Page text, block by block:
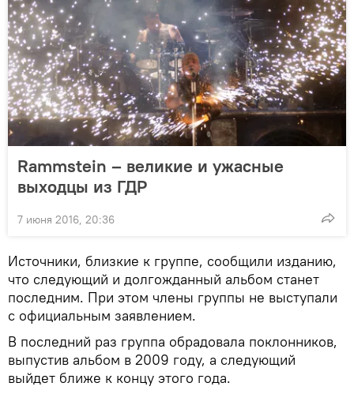
Rammstein – великие и ужасные
выходцы из ГДР
7 июня 2016, 20:36
Источники, близкие к группе, сообщили изданию,
что следующий и долгожданный альбом станет
последним. При этом члены группы не выступали
с официальным заявлением.
В последний раз группа обрадовала поклонников,
выпустив альбом в 2009 году, а следующий
выйдет ближе к концу этого года.